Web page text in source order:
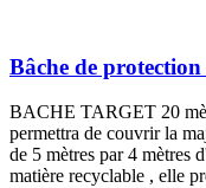
Bâche de
BACHE TARGET 20
permettra de couvrir la
de 5 mètres par 4 mètres
matière recyclable , elle